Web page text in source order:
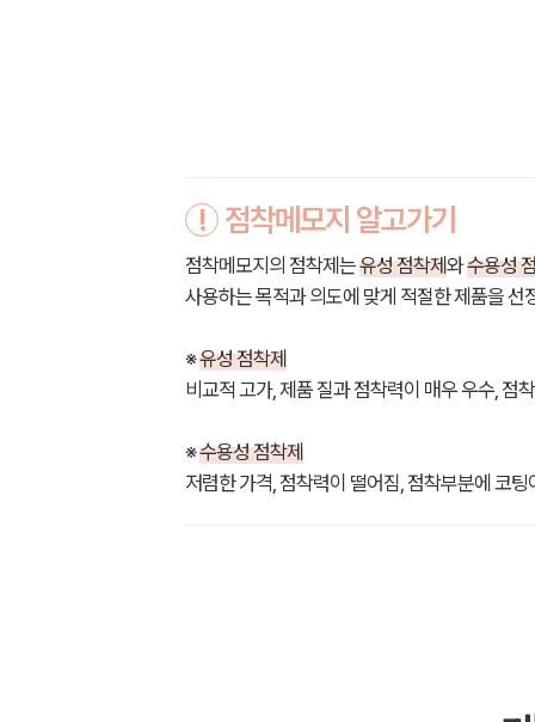
! 점착메모지 알고가기
점착메모지의 점착제는유성 점착제와수용성
사용하는 목적과 의도에 맞게 적절한 제품을 선
※유성 점착제
비교적 고가, 제품 질과 점착력이 매우 우수, 점
※수용성 점착제
저렴한 가격, 점착력이 떨어짐, 점착부분에 코